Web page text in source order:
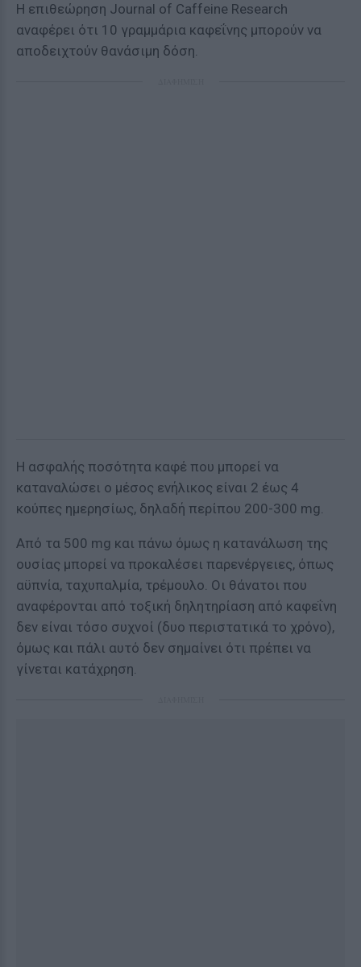
Η επιθεώρηση Journal of Caffeine Research
αναφέρει ότι 10 γραμμάρια καφεΐνης μπορούν να
αποδειχτούν θανάσιμη δόση.
Η ασφαλής ποσότητα καφέ που μπορεί να
καταναλώσει ο μέσος ενήλικος είναι 2 έως 4
κούπες ημερησίως, δηλαδή περίπου 200-300 mg.
Από τα 500 mg και πάνω όμως η κατανάλωση της
ουσίας μπορεί να προκαλέσει παρενέργειες, όπως
αϋπνία, ταχυπαλμία, τρέμουλο. Οι θάνατοι που
αναφέρονται από τοξική δηλητηρίαση από καφεΐνη
δεν είναι τόσο συχνοί (δυο περιστατικά το χρόνο),
όμως και πάλι αυτό δεν σημαίνει ότι πρέπει να
γίνεται κατάχρηση.